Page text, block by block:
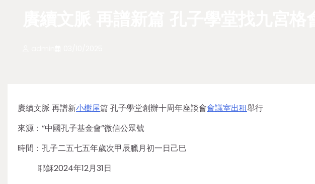
賡續文脈 再譜新小樹屋篇 孔子學堂創辦十周年座談會會議室出租舉行
來源：“中國孔子基金會”微信公眾號
時間：孔子二五七五年歲次甲辰臘月初一日己巳
耶穌2024年12月31日